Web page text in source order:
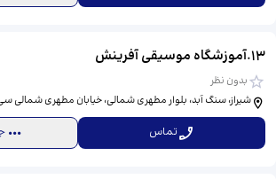
13
.آموزشگاه موسیقی آفرینش
بدون نظر
شیراز، سنگ آبد، بلوار مطهری شمالی، خیابان مطهری شمالی
تماس